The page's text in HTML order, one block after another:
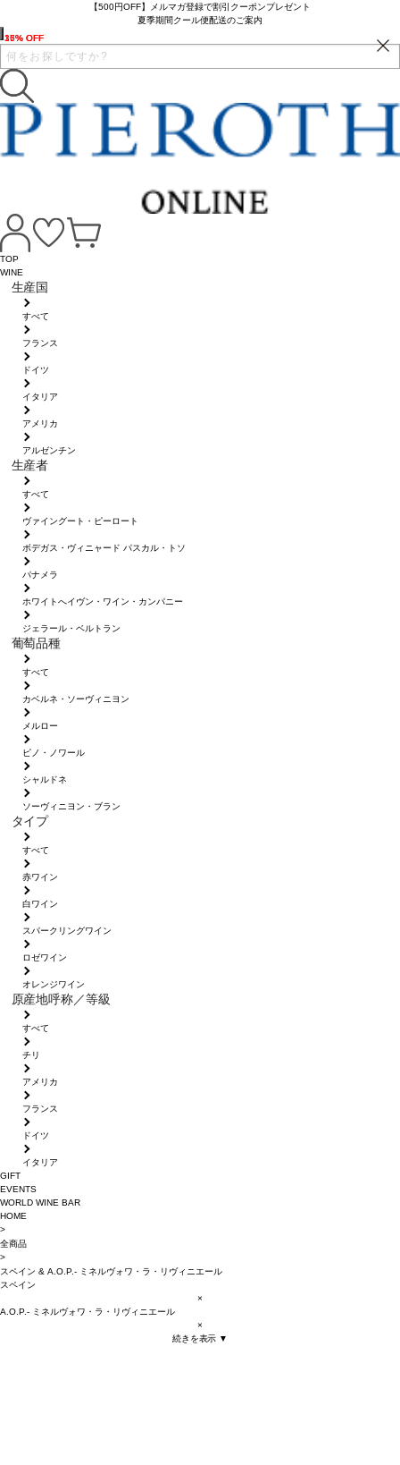
【500円OFF】メルマガ登録で割引クーポンプレゼント
夏季期間クール便配送のご案内
TOP
WINE
生産国
すべて
フランス
ドイツ
イタリア
アメリカ
アルゼンチン
生産者
すべて
ヴァイングート・ピーロート
ボデガス・ヴィニャード パスカル・トソ
パナメラ
ホワイトへイヴン・ワイン・カンパニー
ジェラール・ベルトラン
葡萄品種
すべて
カベルネ・ソーヴィニヨン
メルロー
ピノ・ノワール
シャルドネ
ソーヴィニヨン・ブラン
タイプ
すべて
赤ワイン
白ワイン
スパークリングワイン
ロゼワイン
オレンジワイン
原産地呼称／等級
すべて
チリ
アメリカ
フランス
ドイツ
イタリア
GIFT
EVENTS
WORLD WINE BAR
HOME
>
全商品
>
スペイン & A.O.P.- ミネルヴォワ・ラ・リヴィニエール
スペイン
×
A.O.P.- ミネルヴォワ・ラ・リヴィニエール
×
続きを表示 ▼
16% OFF
35% OFF
17% OFF